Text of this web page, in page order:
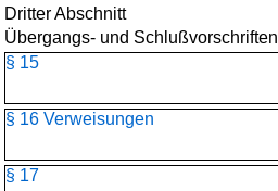
Dritter Abschnitt
Übergangs- und Schlußvorschriften
§ 15
§ 16 Verweisungen
§ 17